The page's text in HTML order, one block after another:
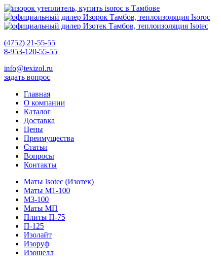
(4752) 21-55-55
8-953-120-55-55
info@texizol.ru
задать вопрос
Главная
О компании
Каталог
Доставка
Цены
Преимущества
Статьи
Вопросы
Контакты
Маты Isotec (Изотек)
Маты М1-100
М3-100
Маты МП
Плиты П-75
П-125
Изолайт
Изоруф
Изошелл